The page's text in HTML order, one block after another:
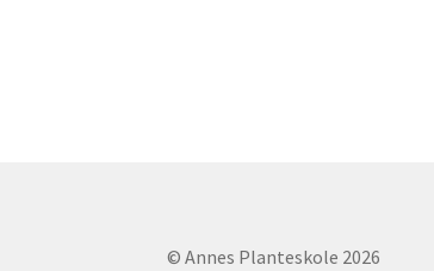
© Annes Planteskole 2026